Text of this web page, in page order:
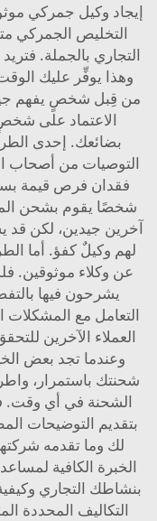
إيجاد وكيل جمركي
التخليص الجمركي
التجاري بالجملة.
وهذا يوفِّر عليك
من قِبل شخصٍ يفهم
الاعتماد على
بضائعك. إحدى
التوصيات من أصحاب
فقدان فرص قيمة
شخصًا يقوم بشحن
آخرين جيدين، لكن قد
لهم وكيلٌ كفؤ. أما
عن وكلاء موثوقين.
يشرحون فيها
التعامل مع المشكلات
العملاء الآخرين
وعندما تجد بعض
شحنتك باستمرار،
الشحنة في أي وقت.
بتقديم التوضيحات
لك وما تقدمه
الخبرة الكافية
بنشاطك التجاري
التكاليف المحددة